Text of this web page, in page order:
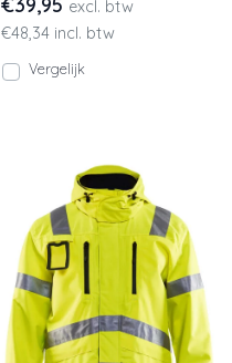
pasvorm, het fleece houdt
excl. btw
€48,34 incl. btw
Vergelijk